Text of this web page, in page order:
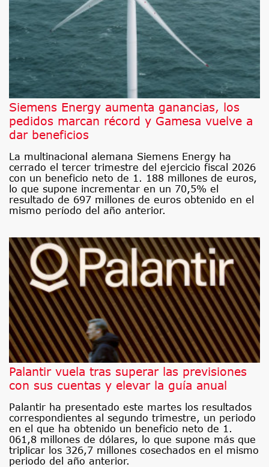
Siemens Energy aumenta ganancias, los
pedidos marcan récord y Gamesa vuelve a
dar beneficios
La multinacional alemana Siemens Energy ha
cerrado el tercer trimestre del ejercicio fiscal 2026
con un beneficio neto de 1. 188 millones de euros,
lo que supone incrementar en un 70,5% el
resultado de 697 millones de euros obtenido en el
mismo período del año anterior.
Palantir vuela tras superar las previsiones
con sus cuentas y elevar la guía anual
Palantir ha presentado este martes los resultados
correspondientes al segundo trimestre, un periodo
en el que ha obtenido un beneficio neto de 1.
061,8 millones de dólares, lo que supone más que
triplicar los 326,7 millones cosechados en el mismo
periodo del año anterior.